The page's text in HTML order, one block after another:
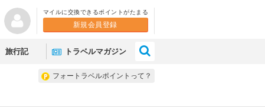
マイルに交換できるポイントがたまる
新規会員登録
旅行記 トラベルマガジン
フォートラベルポイントって？